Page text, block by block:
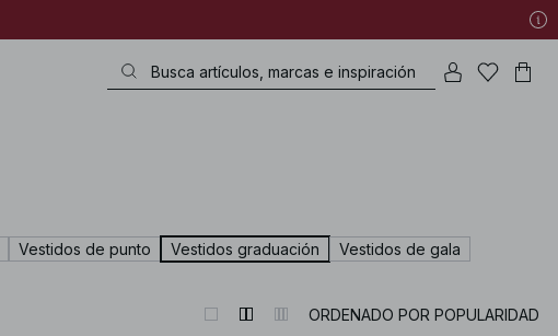
Vestidos de punto Vestidos graduación Vestidos de gala
ORDENADO POR POPULARIDAD